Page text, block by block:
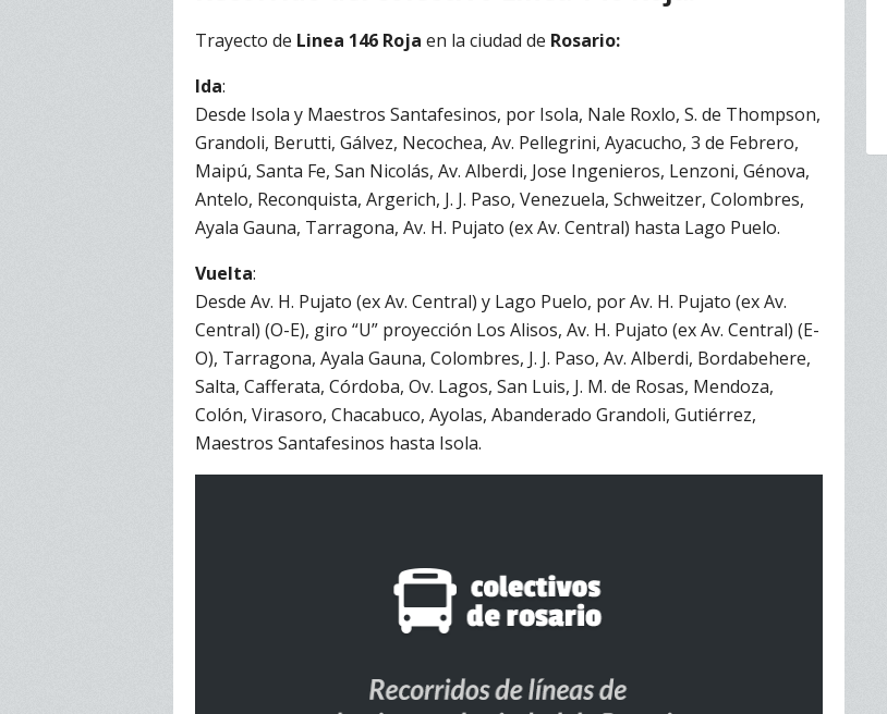
Trayecto de Linea 146 Roja en la ciudad de Rosario:
Ida:
Desde Isola y Maestros Santafesinos, por Isola, Nale Roxlo, S. de Thompson,
Grandoli, Berutti, Gálvez, Necochea, Av. Pellegrini, Ayacucho, 3 de Febrero,
Maipú, Santa Fe, San Nicolás, Av. Alberdi, Jose Ingenieros, Lenzoni, Génova,
Antelo, Reconquista, Argerich, J. J. Paso, Venezuela, Schweitzer, Colombres,
Ayala Gauna, Tarragona, Av. H. Pujato (ex Av. Central) hasta Lago Puelo.
Vuelta:
Desde Av. H. Pujato (ex Av. Central) y Lago Puelo, por Av. H. Pujato (ex Av.
Central) (O-E), giro “U” proyección Los Alisos, Av. H. Pujato (ex Av. Central) (E-
O), Tarragona, Ayala Gauna, Colombres, J. J. Paso, Av. Alberdi, Bordabehere,
Salta, Cafferata, Córdoba, Ov. Lagos, San Luis, J. M. de Rosas, Mendoza,
Colón, Virasoro, Chacabuco, Ayolas, Abanderado Grandoli, Gutiérrez,
Maestros Santafesinos hasta Isola.